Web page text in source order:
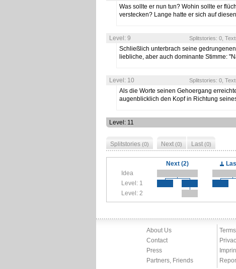
Was sollte er nun tun? Wohin sollte er
verstecken? Lange hatte er sich auf
Level: 9 Splitstories: 0,
Schließlich unterbrach seine
liebliche, aber auch dominante Stimme:
Level: 10 Splitstories: 0,
Als die Worte seinen Gehoergang
augenblicklich den Kopf in Richtung
Level: 11
Splitstories (0) Next(0) Last(0)
Next (2)
Idea
Level: 1
Level: 2
About Us
Contact
Press
Partners, Friends